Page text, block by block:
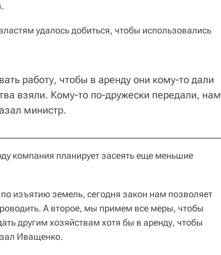
удалось добиться, чтобы использовались
работу, чтобы в аренду они кому-то дали
взяли. Кому-то по-дружески передали, нам
министр.
компания планирует засеять еще меньшие
изъятию земель, сегодня закон нам позволяет
А второе, мы примем все меры, чтобы
другим хозяйствам хотя бы в аренду, чтобы
Иващенко.